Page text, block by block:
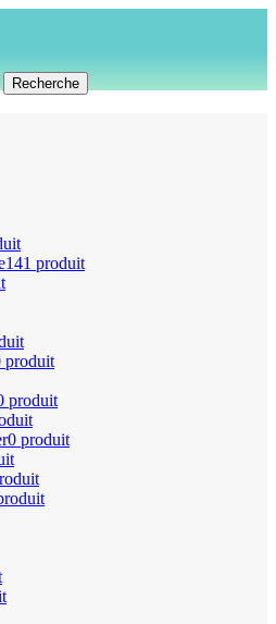
Recherche
141 produit
produit
produit
0 produit